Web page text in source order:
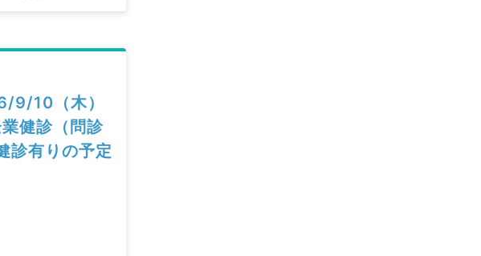
9/10（木）
健診（問診
診有りの予定